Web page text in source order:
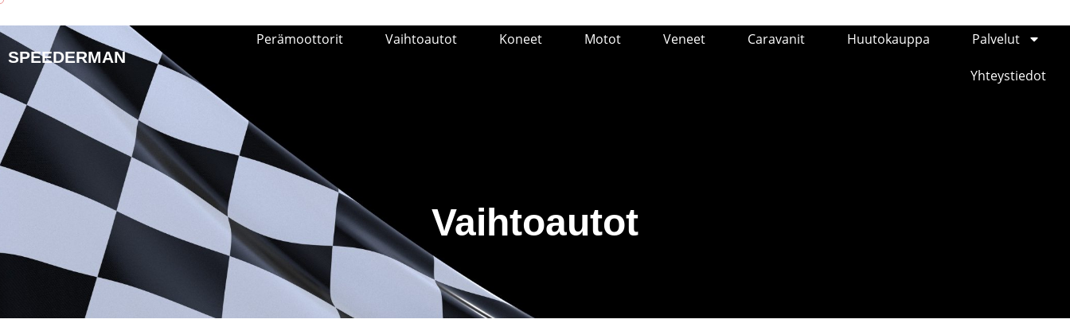
SPEEDERMAN
Perämoottorit Vaihtoautot Koneet Motot Veneet Caravanit Huutokauppa Palvelut
Yhteystiedot
Vaihtoautot